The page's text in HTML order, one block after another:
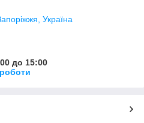
Україна
до 15:00